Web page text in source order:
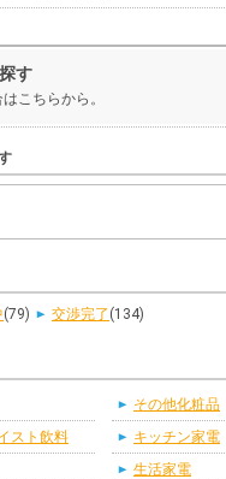
す
こちらから。
(79) 交渉完了 (134)
スト飲料
その他化粧品
キッチン家電
生活家電